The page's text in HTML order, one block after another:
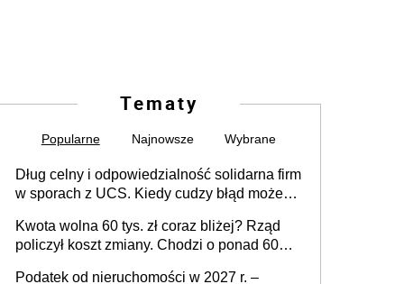
Tematy
Popularne Najnowsze Wybrane
Dług celny i odpowiedzialność solidarna firm
w sporach z UCS. Kiedy cudzy błąd może
Kwota wolna 60 tys. zł coraz bliżej? Rząd
policzył koszt zmiany. Chodzi o ponad 60
Podatek od nieruchomości w 2027 r. –